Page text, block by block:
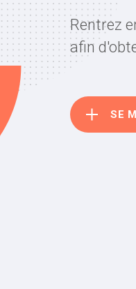
Rentrez
afin
SE